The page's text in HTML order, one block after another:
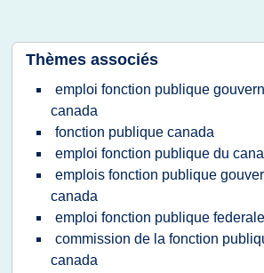
Thèmes associés
emploi fonction publique
canada
fonction publique canada
emploi fonction publique du
emplois fonction publique
canada
emploi fonction publique
commission de la fonction
canada